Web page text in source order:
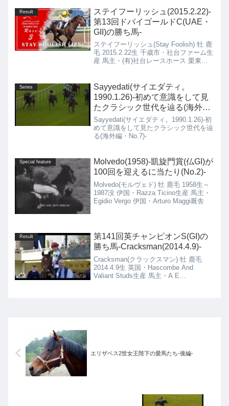
Result
ステイフーリッシュ(2015.2.22)-
第13回ドバイゴールドC(UAE・
GII)の勝ち馬-
ステイフーリッシュ(Stay Foolish) 牡 鹿
毛 2015.2.22生 千歳市・社台ファーム生
産 馬主・(有)社台レースホース 栗東・
Series
Sayyedati(サイエダティ。
1990.1.26)-初めて意識をして見
たクラシック世代を辿る(海外
編・No.7)-
Sayyedati(サイエダティ。1990.1.26)-初
めて意識をして見たクラシック世代を辿
る(海外編・No.7)-
Special feature
Molvedo(1958)-凱旋門賞(仏GI)が
100回を迎えるに当たり(No.2)-
Molvedo(モルヴェド) 牡 鹿毛 1958生～
1987没 伊国・Razza Ticino生産 馬主・
Egidio Vergo 伊国・Arturo Maggi厩舎
Result
第141回英チャンピオンS(GI)の
勝ち馬-Cracksman(2014.4.9)-
Cracksman(クラックスマン) 牡 鹿毛
2014.4.9生 英国・Hascombe And
Valiant Studs生産 馬主・A E
エリザベス2世女王陛下の愛馬たち-後編-